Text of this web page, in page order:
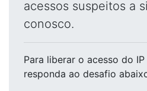
acessos suspeitos a
conosco.
Para liberar o acesso do IP
responda ao desafio